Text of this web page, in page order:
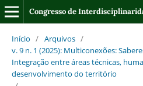
Congresso de
Início / Arquivos /
v. 9 n. 1 (2025): Multiconexões:
Integração entre áreas técnicas,
desenvolvimento do território